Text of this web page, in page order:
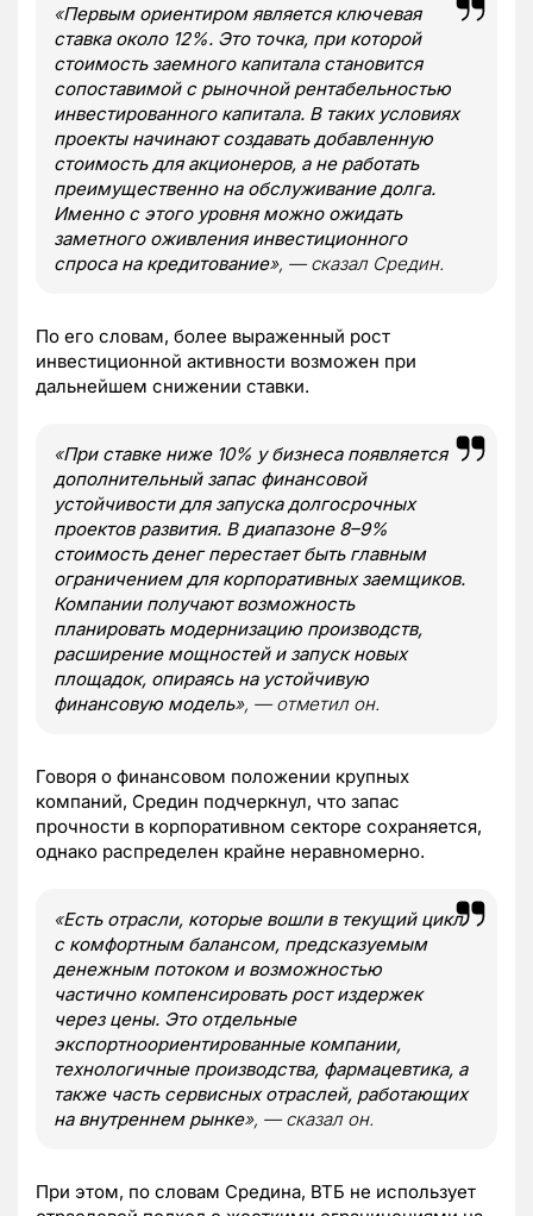
«Первым ориентиром является ключевая
ставка около 12%. Это точка, при которой
стоимость заемного капитала становится
сопоставимой с рыночной рентабельностью
инвестированного капитала. В таких условиях
проекты начинают создавать добавленную
стоимость для акционеров, а не работать
преимущественно на обслуживание долга.
Именно с этого уровня можно ожидать
заметного оживления инвестиционного
спроса на кредитование», — сказал Средин.
По его словам, более выраженный рост
инвестиционной активности возможен при
дальнейшем снижении ставки.
«При ставке ниже 10% у бизнеса появляется
дополнительный запас финансовой
устойчивости для запуска долгосрочных
проектов развития. В диапазоне 8–9%
стоимость денег перестает быть главным
ограничением для корпоративных заемщиков.
Компании получают возможность
планировать модернизацию производств,
расширение мощностей и запуск новых
площадок, опираясь на устойчивую
финансовую модель», — отметил он.
Говоря о финансовом положении крупных
компаний, Средин подчеркнул, что запас
прочности в корпоративном секторе сохраняется,
однако распределен крайне неравномерно.
«Есть отрасли, которые вошли в текущий цикл
с комфортным балансом, предсказуемым
денежным потоком и возможностью
частично компенсировать рост издержек
через цены. Это отдельные
экспортноориентированные компании,
технологичные производства, фармацевтика, а
также часть сервисных отраслей, работающих
на внутреннем рынке», — сказал он.
При этом, по словам Средина, ВТБ не использует